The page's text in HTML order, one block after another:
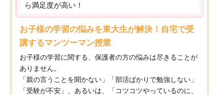
ら満足度が高い！
お子様の学習の悩みを東大生が解決！自宅で受
講するマンツーマン授業
お子様の学習に関する、保護者の方の悩みは尽きることが
ありません。
「親の言うことを聞かない」「部活ばかりで勉強しない」
「受験が不安」、あるいは、「コツコツやっているのに、